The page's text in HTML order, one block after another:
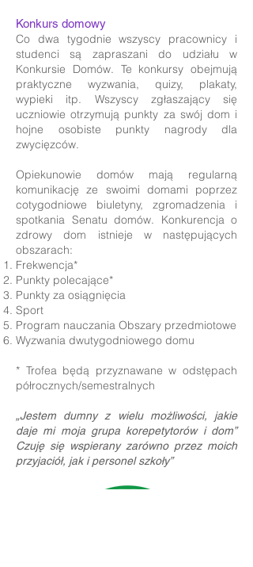
Konkurs domowy
Co dwa tygodnie wszyscy pracownicy i
studenci są zapraszani do udziału w
Konkursie Domów. Te konkursy obejmują
praktyczne wyzwania, quizy, plakaty,
wypieki itp. Wszyscy zgłaszający się
uczniowie otrzymują punkty za swój dom i
hojne osobiste punkty nagrody dla
zwycięzców.
Opiekunowie domów mają regularną
komunikację ze swoimi domami poprzez
cotygodniowe biuletyny, zgromadzenia i
spotkania Senatu domów. Konkurencja o
zdrowy dom istnieje w następujących
obszarach:
Frekwencja*
Punkty polecające*
Punkty za osiągnięcia
Sport
Program nauczania Obszary przedmiotowe
Wyzwania dwutygodniowego domu
* Trofea będą przyznawane w odstępach
półrocznych/semestralnych
„Jestem dumny z wielu możliwości, jakie
daje mi moja grupa korepetytorów i dom”
Czuję się wspierany zarówno przez moich
przyjaciół, jak i personel szkoły”